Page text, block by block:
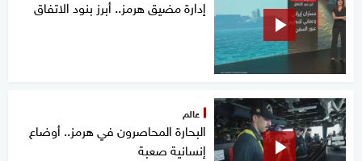
إدارة مضيق هرمز.. أبرز بنود الاتفاق
عالم
البحارة المحاصرون في هرمز.. أوضاع
إنسانية صعبة